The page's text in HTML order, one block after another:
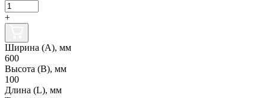
+
Ширина (А), мм
600
Высота (В), мм
100
Длина (L), мм